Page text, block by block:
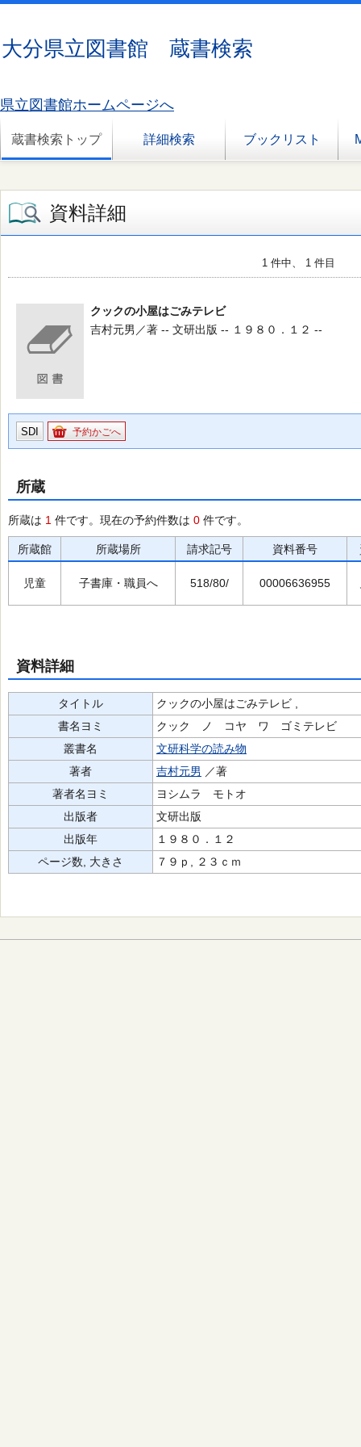
大分県立図書館 蔵書検索
県立図書館ホームページへ
蔵書検索トップ 詳細検索 ブックリスト
資料詳細
1 件中、 1 件目
クックの小屋はごみテレビ
吉村元男／著 -- 文研出版 -- １９８０．１２ --
SDI 予約かごへ
所蔵
所蔵は 1 件です。現在の予約件数は 0 件です。
所蔵館 所蔵場所 請求記号 資料番号
児童 子書庫・職員へ 518/80/ 00006636955
資料詳細
タイトル
クックの小屋はごみテレビ ,
書名ヨミ
クック ノ コヤ ワ ゴミテレビ
叢書名
文研科学の読み物
著者
吉村元男 ／著
著者名ヨミ
ヨシムラ モトオ
出版者
文研出版
出版年
１９８０．１２
ページ数, 大きさ
７９ｐ, ２３ｃｍ